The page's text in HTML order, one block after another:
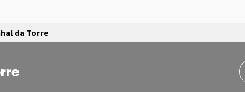
da Torre